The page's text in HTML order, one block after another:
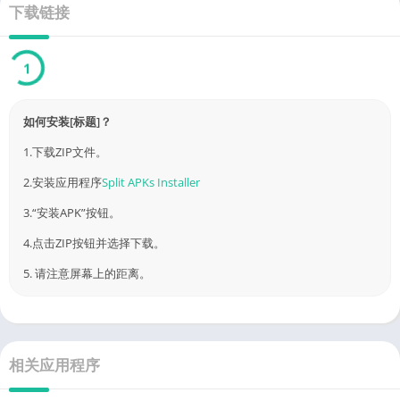
下载链接
如何安装[标题]？
1.下载ZIP文件。
2.安装应用程序Split APKs Installer
3.“安装APK”按钮。
4.点击ZIP按钮并选择下载。
相关应用程序